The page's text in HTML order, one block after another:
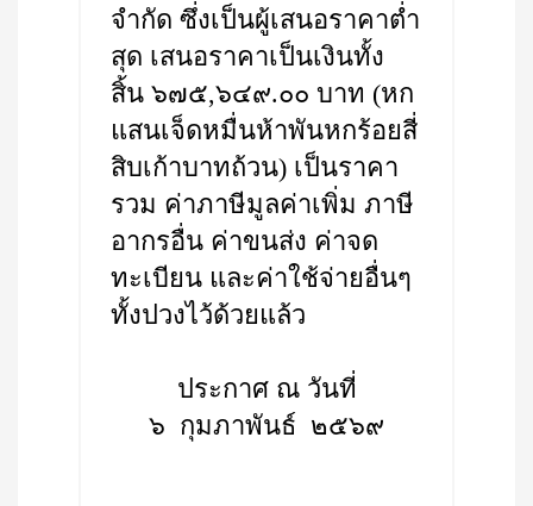
จำกัด ซึ่งเป็นผู้เสนอราคาต่ำ
สุด เสนอราคาเป็นเงินทั้ง
สิ้น ๖๗๕,๖๔๙.๐๐ บาท (หก
แสนเจ็ดหมื่นห้าพันหกร้อยสี่
สิบเก้าบาทถ้วน) เป็นราคา
รวม ค่าภาษีมูลค่าเพิ่ม ภาษี
อากรอื่น ค่าขนส่ง ค่าจด
ทะเบียน และค่าใช้จ่ายอื่นๆ
ทั้งปวงไว้ด้วยแล้ว
ประกาศ ณ วันที่
๖ กุมภาพันธ์ ๒๕๖๙